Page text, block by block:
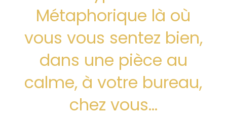
Métaphorique là où
vous vous sentez bien,
dans une pièce au
calme, à votre bureau,
chez vous...